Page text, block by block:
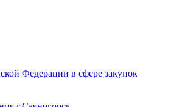
Федерации в сфере закупок